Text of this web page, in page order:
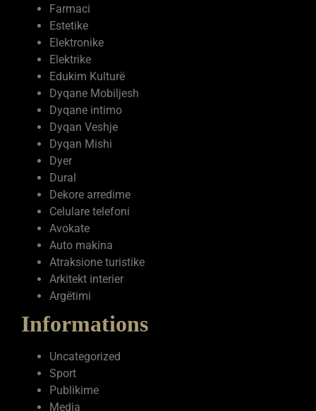
Farmaci
Estetike
Elektronike
Elektrike
Edukim Kulturë
Dyqane Mobiljesh
Dyqane intimo
Dyqan Veshje
Dyqan Mishi
Dyer
Dural
Dekore arredime
Celulare telefoni
Avokate
Auto makina
Atraksione turistike
Arkitekt interier
Argëtimi
Informations
Uncategorized
Sport
Publikime
Media